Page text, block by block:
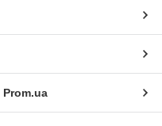
Prom.ua